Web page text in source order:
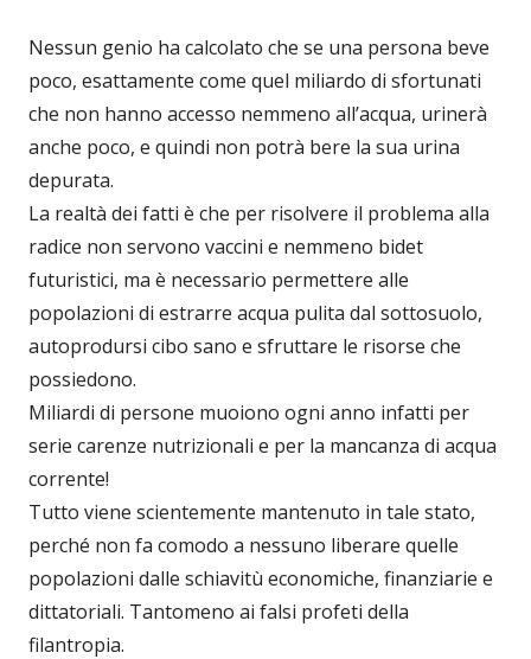
Nessun genio ha calcolato che se una persona beve
poco, esattamente come quel miliardo di sfortunati
che non hanno accesso nemmeno all’acqua, urinerà
anche poco, e quindi non potrà bere la sua urina
depurata.
La realtà dei fatti è che per risolvere il problema alla
radice non servono vaccini e nemmeno bidet
futuristici, ma è necessario permettere alle
popolazioni di estrarre acqua pulita dal sottosuolo,
autoprodursi cibo sano e sfruttare le risorse che
possiedono.
Miliardi di persone muoiono ogni anno infatti per
serie carenze nutrizionali e per la mancanza di acqua
corrente!
Tutto viene scientemente mantenuto in tale stato,
perché non fa comodo a nessuno liberare quelle
popolazioni dalle schiavitù economiche, finanziarie e
dittatoriali. Tantomeno ai falsi profeti della
filantropia.